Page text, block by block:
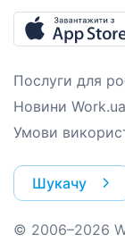
Послуги для
Новини Work.ua
Умови
Шукачу
© 2006–2026